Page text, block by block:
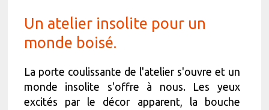
Un atelier insolite pour un
monde boisé.
La porte coulissante de l'atelier s'ouvre et un
monde insolite s'offre à nous. Les yeux
excités par le décor apparent, la bouche